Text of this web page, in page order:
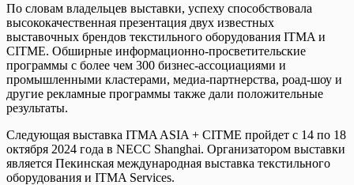
По словам владельцев выставки, успеху способствовала
высококачественная презентация двух известных
выставочных брендов текстильного оборудования ITMA и
CITME. Обширные информационно-просветительские
программы с более чем 300 бизнес-ассоциациями и
промышленными кластерами, медиа-партнерства, роад-шоу и
другие рекламные программы также дали положительные
результаты.
Следующая выставка ITMA ASIA + CITME пройдет с 14 по 18
октября 2024 года в NECC Shanghai. Организатором выставки
является Пекинская международная выставка текстильного
оборудования и ITMA Services.